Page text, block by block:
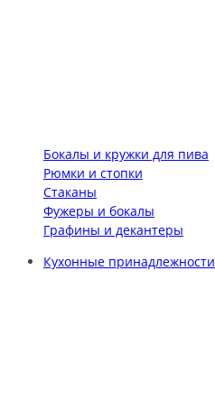
Бокалы и кружки для пива
Рюмки и стопки
Стаканы
Фужеры и бокалы
Графины и декантеры
Кухонные принадлежности